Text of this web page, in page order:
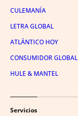
CULEMANÍA
LETRA GLOBAL
ATLÁNTICO HOY
CONSUMIDOR GLOBAL
HULE & MANTEL
Servicios